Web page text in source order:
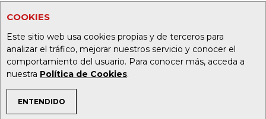
COOKIES
Este sitio web usa cookies propias y de terceros para
analizar el tráfico, mejorar nuestros servicio y conocer el
comportamiento del usuario. Para conocer más, acceda a
nuestra Política de Cookies.
ENTENDIDO
TEMAS DE INTERÉS